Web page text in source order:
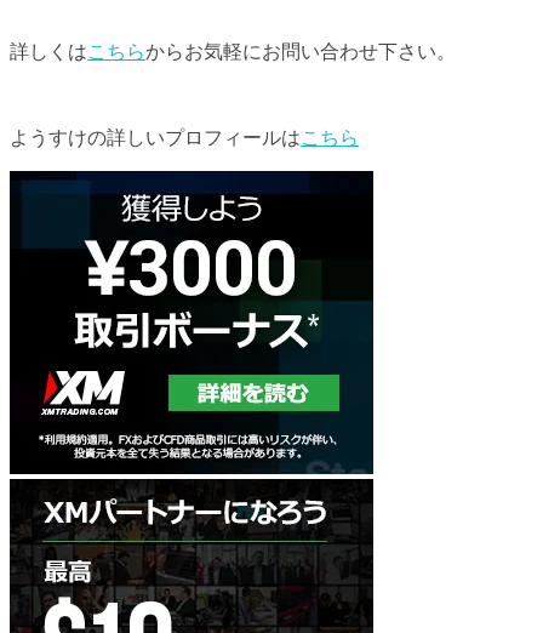
詳しくはこちらからお気軽にお問い合わせ下さい。
ようすけの詳しいプロフィールはこちら